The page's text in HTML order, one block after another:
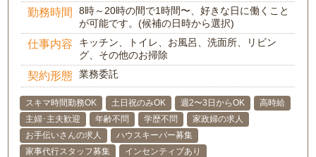
勤務時間
8時～20時の間で1時間〜、好きな日に働くこと
が可能です。(候補の日時から選択)
仕事内容
キッチン、トイレ、お風呂、洗面所、リビン
グ、その他のお掃除
契約形態 業務委託
スキマ時間勤務OK 土日祝のみOK 週2〜3日からOK
高時給
主婦･主夫歓迎
年齢不問 学歴不問
家政婦の求人
お手伝いさんの求人
ハウスキーパー募集
家事代行スタッフ募集
インセンティブあり